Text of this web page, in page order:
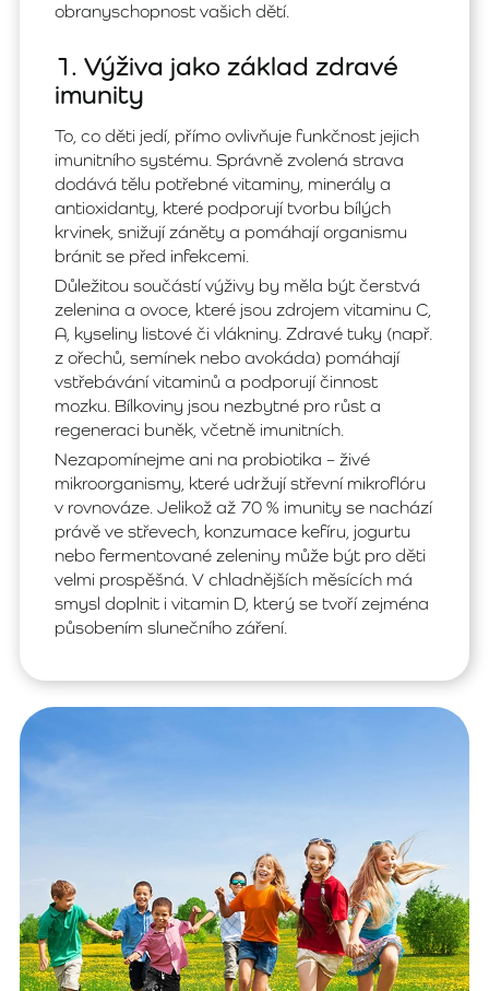
obranyschopnost vašich dětí.
1. Výživa jako základ zdravé
imunity
To, co děti jedí, přímo ovlivňuje funkčnost jejich
imunitního systému. Správně zvolená strava
dodává tělu potřebné vitaminy, minerály a
antioxidanty, které podporují tvorbu bílých
krvinek, snižují záněty a pomáhají organismu
bránit se před infekcemi.
Důležitou součástí výživy by měla být čerstvá
zelenina a ovoce, které jsou zdrojem vitaminu C,
A, kyseliny listové či vlákniny. Zdravé tuky (např.
z ořechů, semínek nebo avokáda) pomáhají
vstřebávání vitaminů a podporují činnost
mozku. Bílkoviny jsou nezbytné pro růst a
regeneraci buněk, včetně imunitních.
Nezapomínejme ani na probiotika – živé
mikroorganismy, které udržují střevní mikroflóru
v rovnováze. Jelikož až 70 % imunity se nachází
právě ve střevech, konzumace kefíru, jogurtu
nebo fermentované zeleniny může být pro děti
velmi prospěšná. V chladnějších měsících má
smysl doplnit i vitamin D, který se tvoří zejména
působením slunečního záření.